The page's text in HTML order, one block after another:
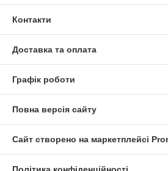
Контакти
Доставка та оплата
Графік роботи
Повна версія сайту
Сайт створено на маркетплейсі